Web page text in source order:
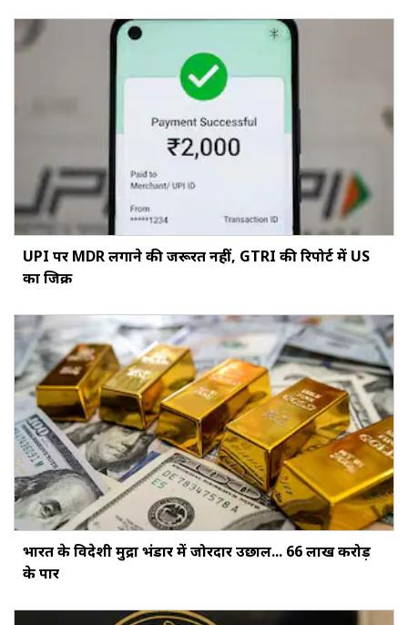
UPI पर MDR लगाने की जरूरत नहीं, GTRI की रिपोर्ट में US
का जिक्र
भारत के विदेशी मुद्रा भंडार में जोरदार उछाल... ₹66 लाख करोड़
के पार